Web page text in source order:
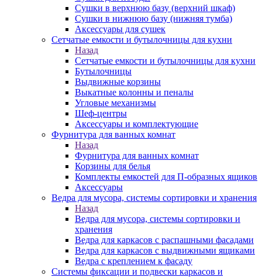
Сушки в верхнюю базу (верхний шкаф)
Сушки в нижнюю базу (нижняя тумба)
Аксессуары для сушек
Сетчатые емкости и бутылочницы для кухни
Назад
Сетчатые емкости и бутылочницы для кухни
Бутылочницы
Выдвижные корзины
Выкатные колонны и пеналы
Угловые механизмы
Шеф-центры
Аксессуары и комплектующие
Фурнитура для ванных комнат
Назад
Фурнитура для ванных комнат
Корзины для белья
Комплекты емкостей для П-образных ящиков
Аксессуары
Ведра для мусора, системы сортировки и хранения
Назад
Ведра для мусора, системы сортировки и
хранения
Ведра для каркасов с распашными фасадами
Ведра для каркасов с выдвижными ящиками
Ведра с креплением к фасаду
Системы фиксации и подвески каркасов и